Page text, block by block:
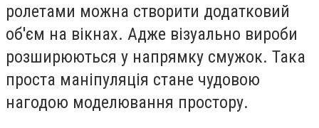
ролетами можна створити додатковий
об'єм на вікнах. Адже візуально вироби
розширюються у напрямку смужок. Така
проста маніпуляція стане чудовою
нагодою моделювання простору.